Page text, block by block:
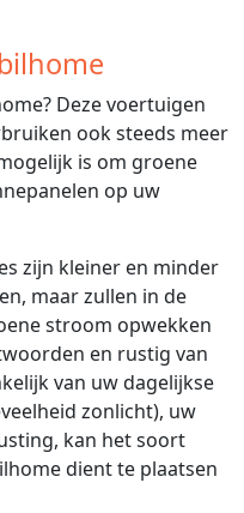
Deze voertuigen
ook steeds meer
is om groene
op uw
zijn kleiner en minder
maar zullen in de
stroom opwekken
en rustig van
van uw dagelijkse
zonlicht), uw
kan het soort
dient te plaatsen